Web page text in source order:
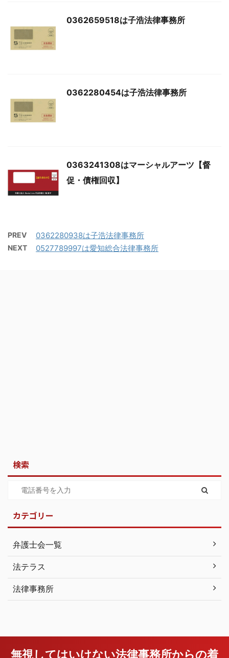
0362659518は子浩法律事務所
0362280454は子浩法律事務所
0363241308はマーシャルアーツ【督
促・債権回収】
PREV 0362280938は子浩法律事務所
NEXT 0527789997は愛知総合法律事務所
検索
カテゴリー
弁護士会一覧
法テラス
法律事務所
無視してはいけない法律事務所からの着